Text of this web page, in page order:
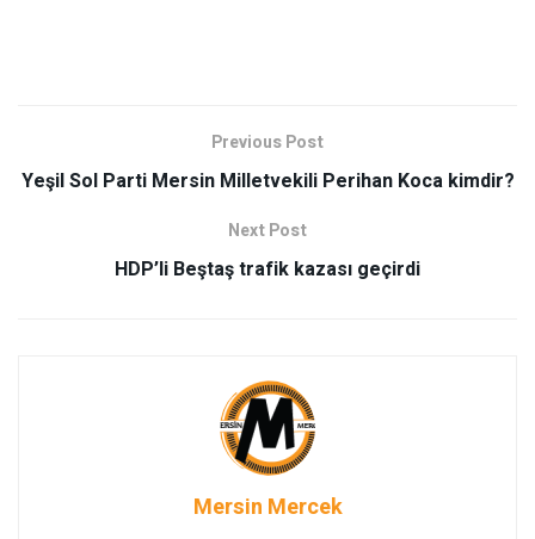
Previous Post
Yeşil Sol Parti Mersin Milletvekili Perihan Koca kimdir?
Next Post
HDP’li Beştaş trafik kazası geçirdi
Mersin Mercek